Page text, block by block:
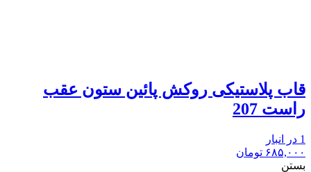
قاب پلاستیکی روکش پائین ستون عقب
راست 207
1 در انبار
۶۸۵,۰۰۰ تومان
بستن